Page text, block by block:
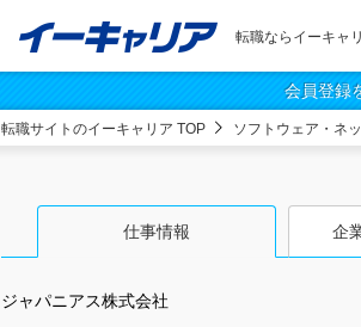
転職ならイーキャ
会員登録
転職サイトのイーキャリア TOP ソフトウェア・ネ
仕事情報 企
ジャパニアス株式会社